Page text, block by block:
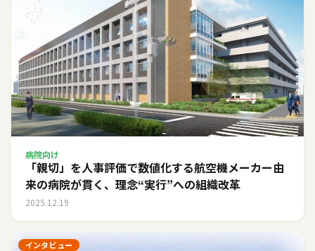
病院向け
「親切」を人事評価で数値化する――航空機メーカー由
来の病院が貫く、理念“実行”への組織改革
2025.12.19
インタビュー